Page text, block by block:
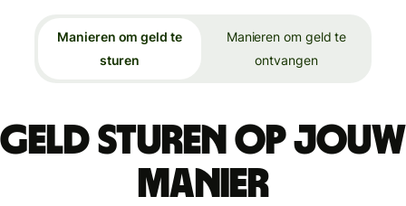
Manieren om geld te
sturen
Manieren om geld te
ontvangen
Geld sturen op jouw
manier